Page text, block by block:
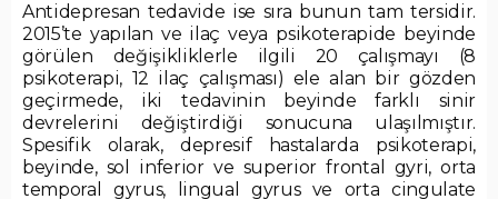
Antidepresan tedavide ise sıra bunun tam tersidir.
2015’te yapılan ve ilaç veya psikoterapide beyinde
görülen değişikliklerle ilgili 20 çalışmayı (8
psikoterapi, 12 ilaç çalışması) ele alan bir gözden
geçirmede, iki tedavinin beyinde farklı sinir
devrelerini değiştirdiği sonucuna ulaşılmıştır.
Spesifik olarak, depresif hastalarda psikoterapi,
beyinde, sol inferior ve superior frontal gyri, orta
temporal gyrus, lingual gyrus ve orta cingulate